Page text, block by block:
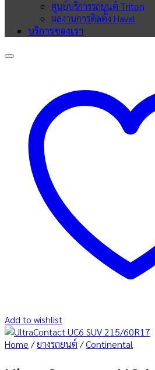
ศูนย์บริการรถยนต์ Triton
ผลงานการติดตั้ง Haval
บริการของเรา
Add to wishlist
Home /ยางรถยนต์ /Continental